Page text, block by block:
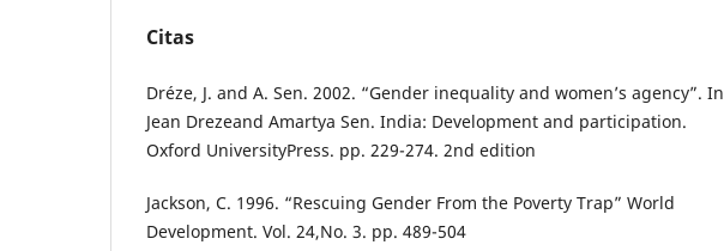
Citas
Dréze, J. and A. Sen. 2002. “Gender inequality and women’s agency”. In
Jean Drezeand Amartya Sen. India: Development and participation.
Oxford UniversityPress. pp. 229-274. 2nd edition
Jackson, C. 1996. “Rescuing Gender From the Poverty Trap” World
Development. Vol. 24,No. 3. pp. 489-504